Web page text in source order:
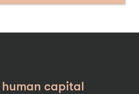
human capital